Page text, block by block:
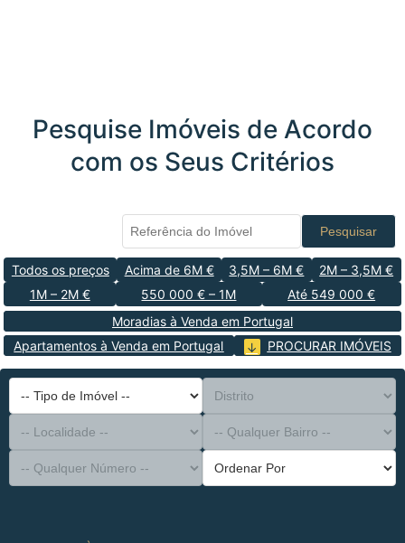
Pesquise Imóveis de Acordo
com os Seus Critérios
Pesquisar
Todos os preços Acima de 6M € 3,5M – 6M €
2M – 3,5M €
1M – 2M €
550 000 € – 1M
Até 549 000 €
Moradias à Venda em Portugal
Apartamentos à Venda em Portugal
PROCURAR IMÓVEIS
-- Tipo de Imóvel --
Distrito
-- Localidade --
-- Qualquer Bairro --
-- Qualquer Número --
Ordenar Por